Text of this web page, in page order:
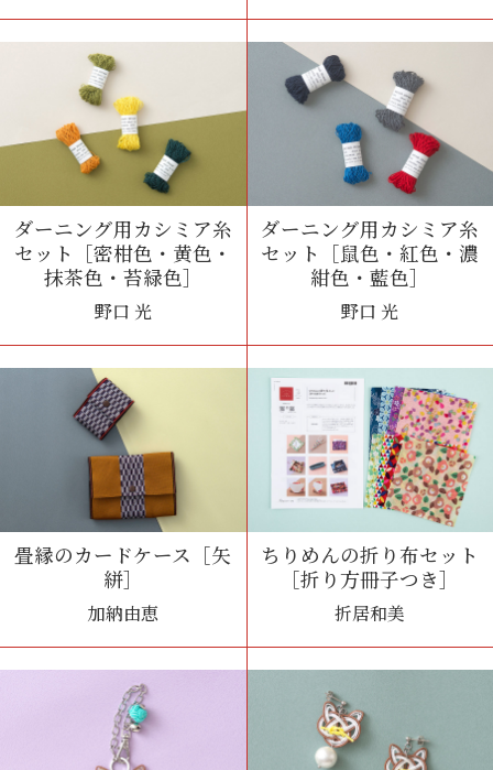
ダーニング用カシミア糸
セット［密柑色・黄色・
抹茶色・苔緑色］
野口 光
ダーニング用カシミア糸
セット［鼠色・紅色・濃
紺色・藍色］
野口 光
畳縁のカードケース［矢
絣］
加納由恵
ちりめんの折り布セット
［折り方冊子つき］
折居和美